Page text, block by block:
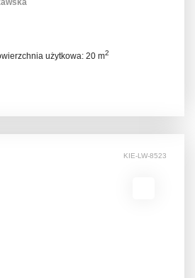
użytkowa: 20 m2
KIE-LW-8523